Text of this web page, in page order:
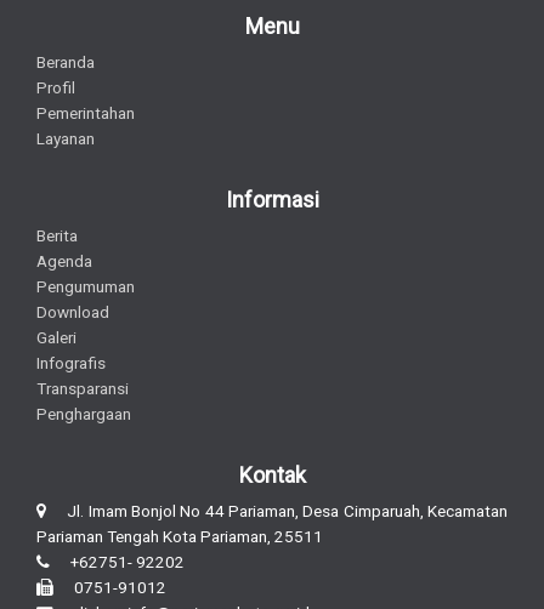
Menu
Beranda
Profil
Pemerintahan
Layanan
Informasi
Berita
Agenda
Pengumuman
Download
Galeri
Infografis
Transparansi
Penghargaan
Kontak
Jl. Imam Bonjol No 44 Pariaman, Desa Cimparuah, Kecamatan
Pariaman Tengah Kota Pariaman, 25511
+62751- 92202
0751-91012